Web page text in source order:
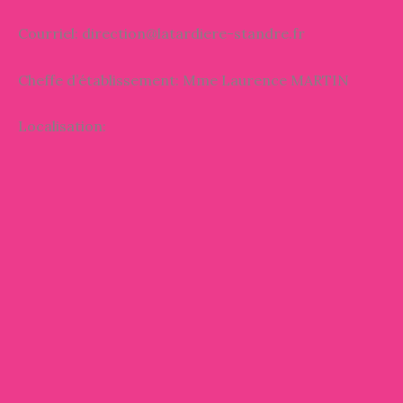
Courriel: direction@latardiere-standre.fr
Cheffe d’établissement: Mme Laurence MARTIN
Localisation: